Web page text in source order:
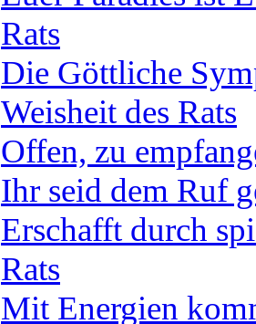
Rats
Die Göttliche
Weisheit des Rats
Offen, zu
Ihr seid dem Ruf
Erschafft durch
Rats
Mit Energien